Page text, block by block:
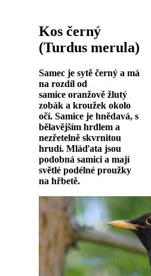
Kos černý
(Turdus merula)
Samec je sytě černý a má
na rozdíl od
samice oranžově žlutý
zobák a kroužek okolo
očí. Samice je hnědavá, s
bělavějším hrdlem a
nezřetelně skvrnitou
hrudí. Mláďata jsou
podobná samici a mají
světlé podélné proužky
na hřbetě.